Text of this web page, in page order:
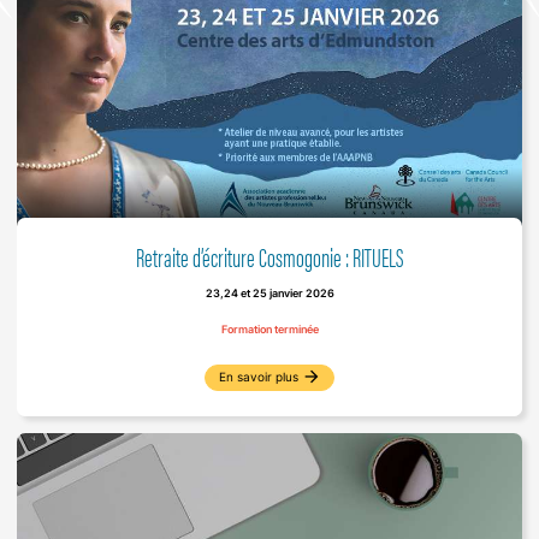
Retraite d’écriture Cosmogonie : RITUELS
23,24 et 25 janvier 2026
Formation terminée
En savoir plus arrow_forward